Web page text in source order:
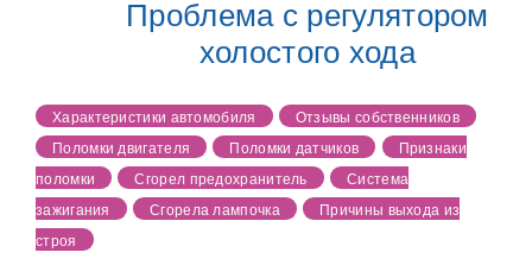
Проблема с регулятором
холостого хода
Характеристики автомобиля
Отзывы собственников
Поломки двигателя
Поломки датчиков
Признаки
поломки
Сгорел предохранитель
Система
зажигания
Сгорела лампочка
Причины выхода из
строя